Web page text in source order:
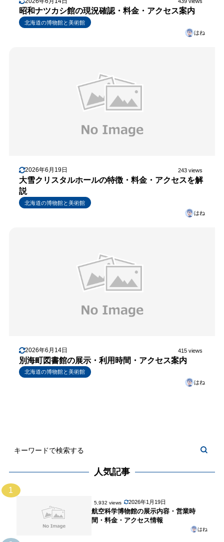
昭和ナツカシ館の現況確認・料金・アクセス案内
北海道の博物館と美術館
はね
2026年6月19日 243 views
大雪クリスタルホールの特徴・料金・アクセスを解
説
北海道の博物館と美術館
はね
2026年6月14日 415 views
別海町図書館の展示・利用時間・アクセス案内
北海道の博物館と美術館
はね
人気記事
1
5,932 views 2026年1月19日
航空科学博物館の展示内容・営業時
間・料金・アクセス情報
はね